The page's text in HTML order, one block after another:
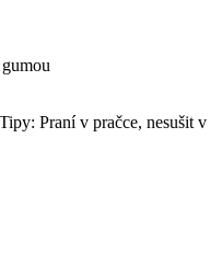
Praní v pračce, nesušit v